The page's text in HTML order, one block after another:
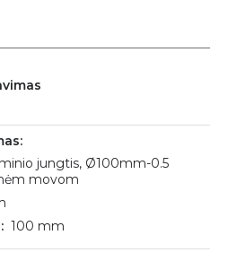
jungtis, Ø100mm-0.5
movom
100 mm